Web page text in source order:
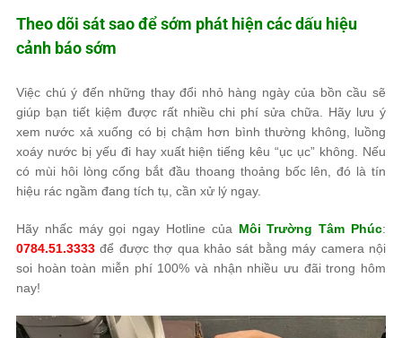
Theo dõi sát sao để sớm phát hiện các dấu hiệu
cảnh báo sớm
Việc chú ý đến những thay đổi nhỏ hàng ngày của bồn cầu sẽ
giúp bạn tiết kiệm được rất nhiều chi phí sửa chữa. Hãy lưu ý
xem nước xả xuống có bị chậm hơn bình thường không, luồng
xoáy nước bị yếu đi hay xuất hiện tiếng kêu “ục ục” không. Nếu
có mùi hôi lòng cống bắt đầu thoang thoảng bốc lên, đó là tín
hiệu rác ngầm đang tích tụ, cần xử lý ngay.
Hãy nhấc máy gọi ngay Hotline của Môi Trường Tâm Phúc:
0784.51.3333 để được thợ qua khảo sát bằng máy camera nội
soi hoàn toàn miễn phí 100% và nhận nhiều ưu đãi trong hôm
nay!